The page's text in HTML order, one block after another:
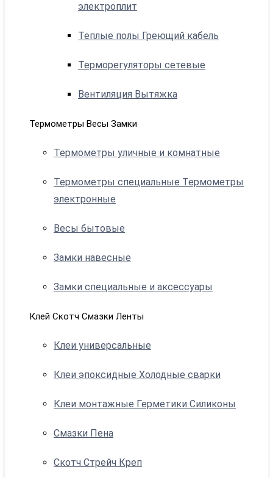
электроплит
Теплые полы Греющий кабель
Терморегуляторы сетевые
Вентиляция Вытяжка
Термометры Весы Замки
Термометры уличные и комнатные
Термометры специальные Термометры
электронные
Весы бытовые
Замки навесные
Замки специальные и аксессуары
Клей Скотч Смазки Ленты
Клеи универсальные
Клеи эпоксидные Холодные сварки
Клеи монтажные Герметики Силиконы
Смазки Пена
Скотч Стрейч Креп